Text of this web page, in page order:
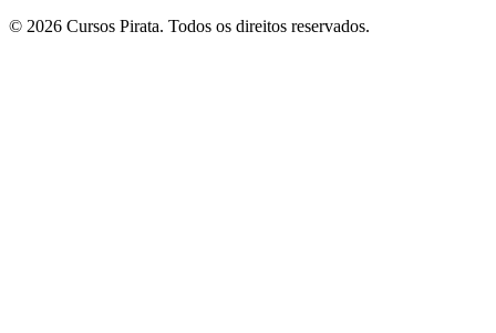
© 2026 Cursos Pirata. Todos os direitos reservados.